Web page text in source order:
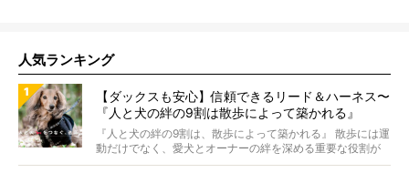
人気ランキング
【ダックスも安心】信頼できるリード＆ハーネス〜
『人と犬の絆の9割は散歩によって築かれる』
WOLFGANG MAN＆BEAST〜
『人と犬の絆の9割は、散歩によって築かれる』 散歩には運
動だけでなく、愛犬とオーナーの絆を深める重要な役割が
あ...